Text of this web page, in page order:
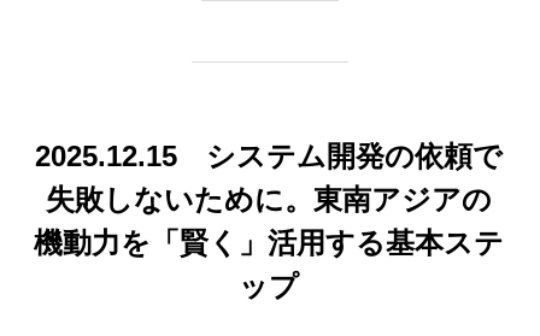
2025.12.15 システム開発の依頼で
失敗しないために。東南アジアの
機動力を「賢く」活用する基本ステ
ップ